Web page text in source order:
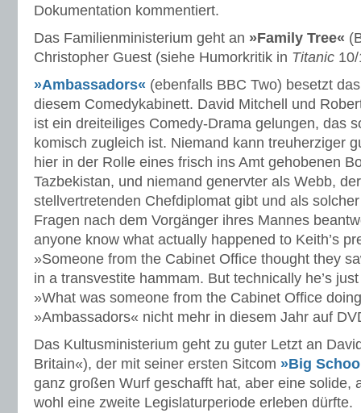
Dokumentation kommentiert.
Das Familienministerium geht an »Family Tree«
Christopher Guest (siehe Humorkritik in Titanic
»Ambassadors« (ebenfalls BBC Two) besetzt
diesem Comedykabinett. David Mitchell und
ist ein dreiteiliges Comedy-Drama gelungen, das
komisch zugleich ist. Niemand kann treuherziger
hier in der Rolle eines frisch ins Amt gehobenen
Tazbekistan, und niemand genervter als Webb,
stellvertretenden Chefdiplomat gibt und als
Fragen nach dem Vorgänger ihres Mannes
anyone know what actually happened to Keith’s
»Someone from the Cabinet Office thought they
in a transvestite hammam. But technically he’s
»What was someone from the Cabinet Office
»Ambassadors« nicht mehr in diesem Jahr auf
Das Kultusministerium geht zu guter Letzt an
Britain«), der mit seiner ersten Sitcom »Big
ganz großen Wurf geschafft hat, aber eine solide,
wohl eine zweite Legislaturperiode erleben dürfte.